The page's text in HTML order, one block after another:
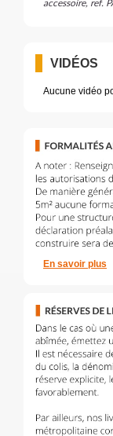
accessoire, ref.
VIDÉOS
Aucune vidéo
En savoir plus